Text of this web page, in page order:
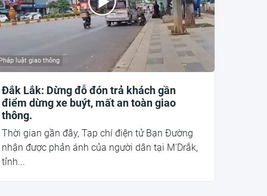
Pháp luật giao thông
Đắk Lắk: Dừng đỗ đón trả khách gần
điểm dừng xe buýt, mất an toàn giao
thông.
Thời gian gần đây, Tạp chí điện tử Bạn Đường
nhận được phản ánh của người dân tại M'Drắk,
tỉnh...